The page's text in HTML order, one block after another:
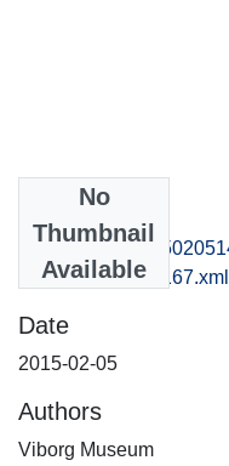
No
Thumbnail
Available
recordxml_item_167.xml
Date
2015-02-05
Authors
Viborg Museum